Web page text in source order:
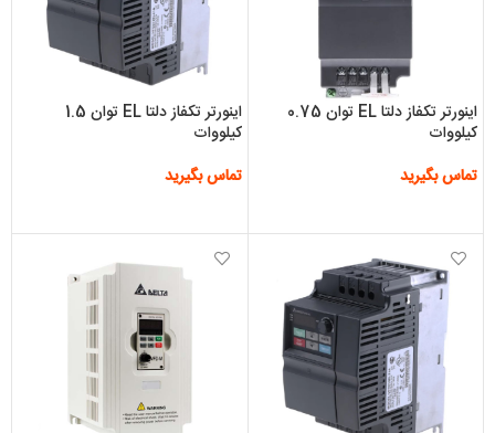
اینورتر تکفاز دلتا EL توان 0.75
کیلووات
تماس بگیرید
اینورتر تکفاز دلتا EL توان 1.5
کیلووات
تماس بگیرید